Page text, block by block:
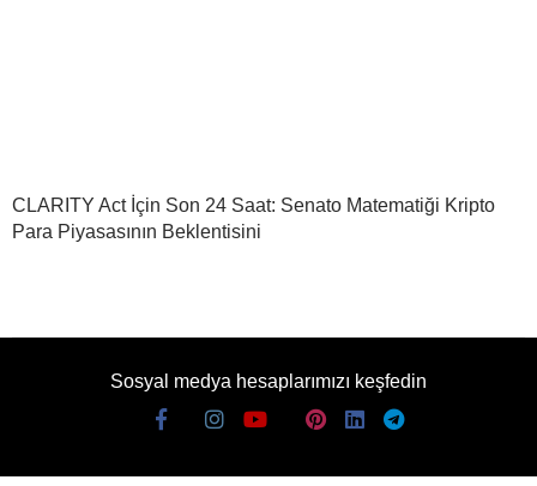
CLARITY Act İçin Son 24 Saat: Senato Matematiği Kripto
Para Piyasasının Beklentisini
Sosyal medya hesaplarımızı keşfedin